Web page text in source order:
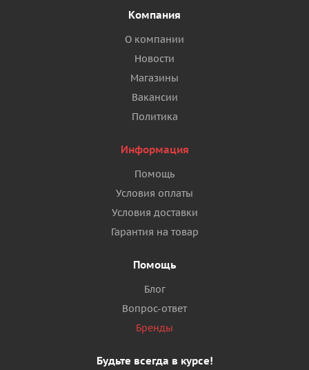
Компания
О компании
Новости
Магазины
Вакансии
Политика
Информация
Помощь
Условия оплаты
Условия доставки
Гарантия на товар
Помощь
Блог
Вопрос-ответ
Бренды
Будьте всегда в курсе!